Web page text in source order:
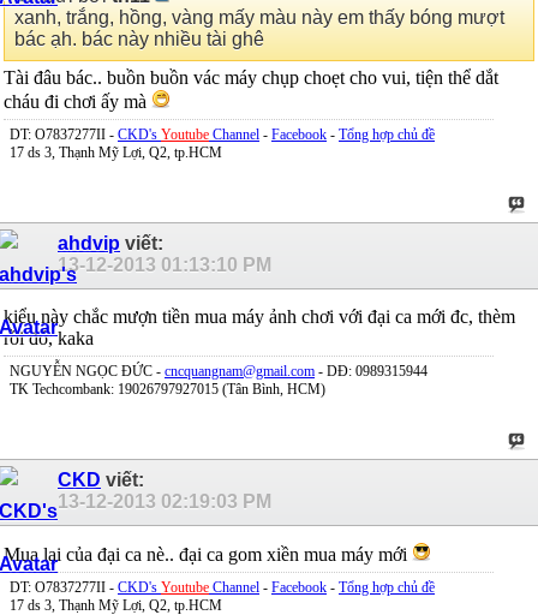
xanh, trắng, hồng, vàng mấy màu này em thấy bóng mượt
bác ạh. bác này nhiều tài ghê
Tài đâu bác.. buồn buồn vác máy chụp choẹt cho vui, tiện thể dắt
cháu đi chơi ấy mà
DT: O7837277II - CKD's Youtube Channel - Facebook - Tổng hợp chủ đề
17 ds 3, Thạnh Mỹ Lợi, Q2, tp.HCM
ahdvip viết:
13-12-2013 01:13:10 PM
kiểu này chắc mượn tiền mua máy ảnh chơi với đại ca mới đc, thèm
rồi đó, kaka
NGUYỄN NGỌC ĐỨC - cncquangnam@gmail.com - DĐ: 0989315944
TK Techcombank: 19026797927015 (Tân Bình, HCM)
CKD viết:
13-12-2013 02:19:03 PM
Mua lại của đại ca nè.. đại ca gom xiền mua máy mới
DT: O7837277II - CKD's Youtube Channel - Facebook - Tổng hợp chủ đề
17 ds 3, Thạnh Mỹ Lợi, Q2, tp.HCM